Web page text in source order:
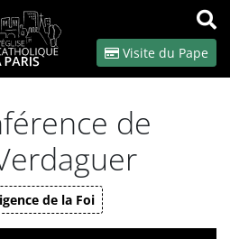
OK
Visite du Pape
de
de la Foi